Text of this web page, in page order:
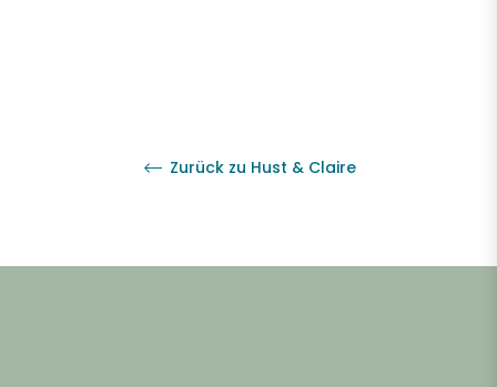
Zurück zu Hust & Claire